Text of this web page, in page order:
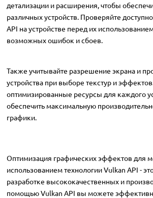
детализации и расширения, чтобы
различных устройств. Проверяйте
API на устройстве перед их
возможных ошибок и сбоев.
Также учитывайте разрешение экрана и
устройства при выборе текстур и
оптимизированные ресурсы для каждого
обеспечить максимальную
графики.
Оптимизация графических эффектов для
использованием технологии Vulkan API -
разработке высококачественных и
помощью Vulkan API вы можете